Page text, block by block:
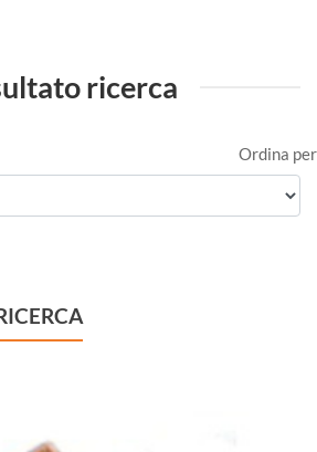
ricerca
Ordina per